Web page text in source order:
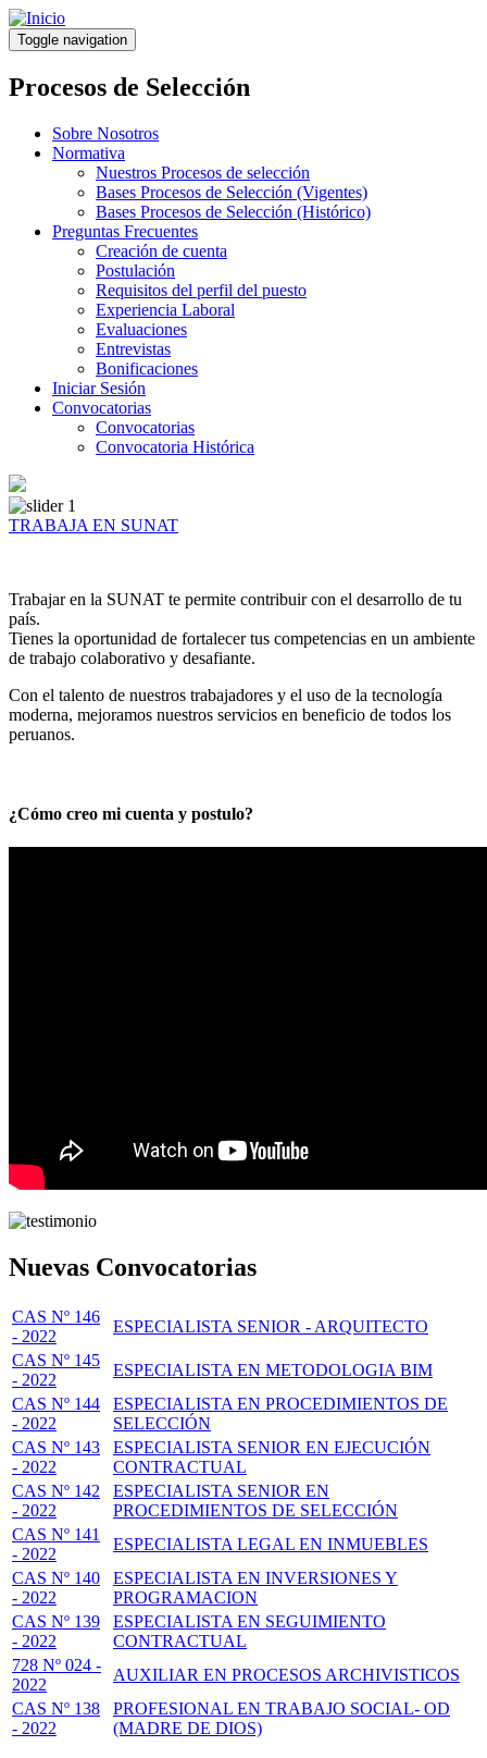
Pasar
al
contenido
principal
Toggle navigation
Procesos de Selección
Sobre Nosotros
Normativa
Nuestros Procesos de selección
Bases Procesos de Selección (Vigentes)
Bases Procesos de Selección (Histórico)
Preguntas Frecuentes
Creación de cuenta
Postulación
Requisitos del perfil del puesto
Experiencia Laboral
Evaluaciones
Entrevistas
Bonificaciones
Iniciar Sesión
Convocatorias
Convocatorias
Convocatoria Histórica
TRABAJA EN SUNAT
Trabajar en la SUNAT te permite contribuir con el desarrollo de tu
país.
Tienes la oportunidad de fortalecer tus competencias en un ambiente
de trabajo colaborativo y desafiante.
Con el talento de nuestros trabajadores y el uso de la tecnología
moderna, mejoramos nuestros servicios en beneficio de todos los
peruanos.
¿Cómo creo mi cuenta y postulo?
Nuevas Convocatorias
CAS Nº 146
- 2022
ESPECIALISTA SENIOR - ARQUITECTO
CAS Nº 145
- 2022
ESPECIALISTA EN METODOLOGIA BIM
CAS Nº 144
- 2022
ESPECIALISTA EN PROCEDIMIENTOS DE
SELECCIÓN
CAS Nº 143
- 2022
ESPECIALISTA SENIOR EN EJECUCIÓN
CONTRACTUAL
CAS Nº 142
- 2022
ESPECIALISTA SENIOR EN
PROCEDIMIENTOS DE SELECCIÓN
CAS Nº 141
- 2022
ESPECIALISTA LEGAL EN INMUEBLES
CAS Nº 140
- 2022
ESPECIALISTA EN INVERSIONES Y
PROGRAMACION
CAS Nº 139
- 2022
ESPECIALISTA EN SEGUIMIENTO
CONTRACTUAL
728 Nº 024 -
2022
AUXILIAR EN PROCESOS ARCHIVISTICOS
CAS Nº 138
- 2022
PROFESIONAL EN TRABAJO SOCIAL- OD
(MADRE DE DIOS)